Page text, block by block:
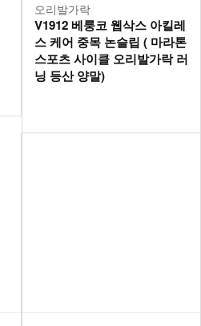
오리발가락
V1912 베룽코 웹삭스 아킬레
스 케어 중목 논슬립 ( 마라톤
스포츠 사이클 오리발가락 러
닝 등산 양말)